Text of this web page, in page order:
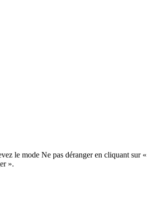
le mode Ne pas déranger en cliquant sur «
».